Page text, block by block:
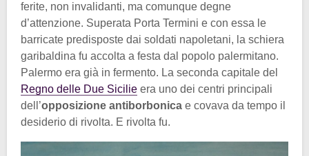
ferite, non invalidanti, ma comunque degne
d’attenzione. Superata Porta Termini e con essa le
barricate predisposte dai soldati napoletani, la schiera
garibaldina fu accolta a festa dal popolo palermitano.
Palermo era già in fermento. La seconda capitale del
Regno delle Due Sicilie era uno dei centri principali
dell’opposizione antiborbonica e covava da tempo il
desiderio di rivolta. E rivolta fu.